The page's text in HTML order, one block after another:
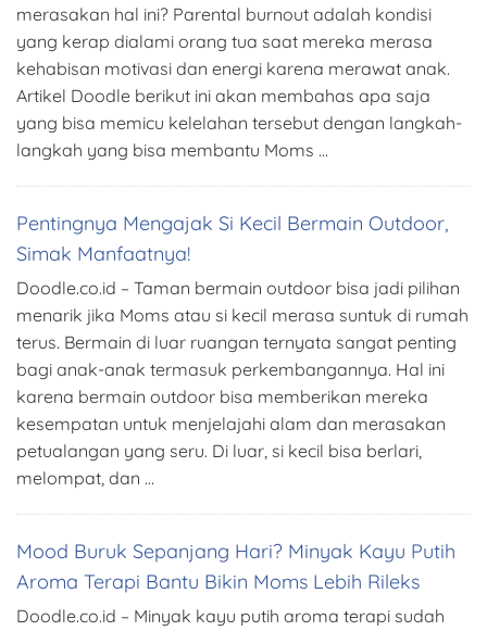
merasakan hal ini? Parental burnout adalah kondisi
yang kerap dialami orang tua saat mereka merasa
kehabisan motivasi dan energi karena merawat anak.
Artikel Doodle berikut ini akan membahas apa saja
yang bisa memicu kelelahan tersebut dengan langkah-
langkah yang bisa membantu Moms …
Pentingnya Mengajak Si Kecil Bermain Outdoor,
Simak Manfaatnya!
Doodle.co.id – Taman bermain outdoor bisa jadi pilihan
menarik jika Moms atau si kecil merasa suntuk di rumah
terus. Bermain di luar ruangan ternyata sangat penting
bagi anak-anak termasuk perkembangannya. Hal ini
karena bermain outdoor bisa memberikan mereka
kesempatan untuk menjelajahi alam dan merasakan
petualangan yang seru. Di luar, si kecil bisa berlari,
melompat, dan …
Mood Buruk Sepanjang Hari? Minyak Kayu Putih
Aroma Terapi Bantu Bikin Moms Lebih Rileks
Doodle.co.id – Minyak kayu putih aroma terapi sudah